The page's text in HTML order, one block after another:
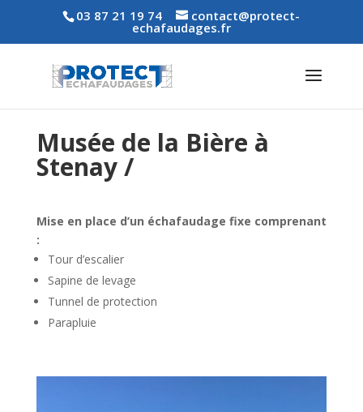
03 87 21 19 74 contact@protect-
echafaudages.fr
Musée de la Bière à
Stenay /
Mise en place d’un échafaudage fixe comprenant
:
Tour d’escalier
Sapine de levage
Tunnel de protection
Parapluie